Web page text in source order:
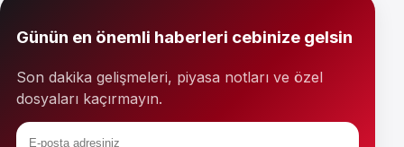
Günün en önemli haberleri cebinize gelsin
Son dakika gelişmeleri, piyasa notları ve özel
dosyaları kaçırmayın.